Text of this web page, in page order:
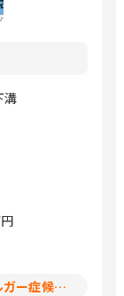
溝
自閉症スペクトラム障害（ASD/アスペルガー症候群/広汎性発達障害）